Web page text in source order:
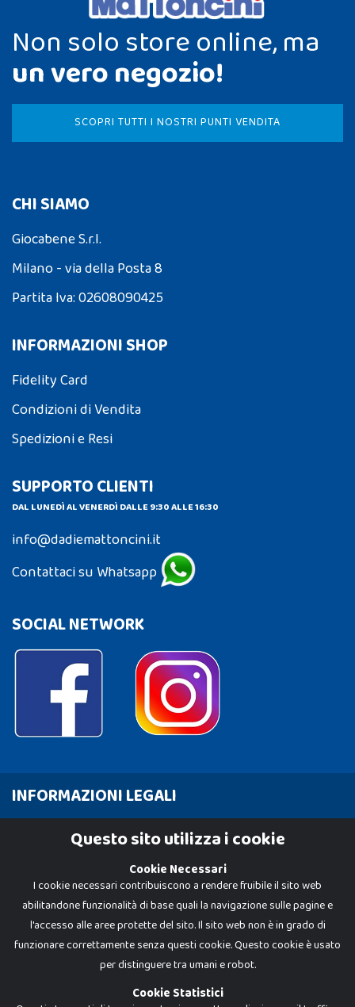
Non solo store online, ma
un vero negozio!
SCOPRI TUTTI I NOSTRI PUNTI VENDITA
CHI SIAMO
Giocabene S.r.l.
Milano - via della Posta 8
Partita Iva: 02608090425
INFORMAZIONI SHOP
Fidelity Card
Condizioni di Vendita
Spedizioni e Resi
SUPPORTO CLIENTI
DAL LUNEDÌ AL VENERDÌ DALLE 9:30 ALLE 16:30
info@dadiemattoncini.it
Contattaci su Whatsapp
SOCIAL NETWORK
INFORMAZIONI LEGALI
Cookie PolicyQuesto sito utilizza i cookie
Cookie Necessari
I cookie necessari contribuiscono a rendere fruibile il sito web
abilitandone funzionalità di base quali la navigazione sulle pagine e
l'accesso alle aree protette del sito. Il sito web non è in grado di
funzionare correttamente senza questi cookie. Questo cookie è usato
per distinguere tra umani e robot.
Cookie Statistici